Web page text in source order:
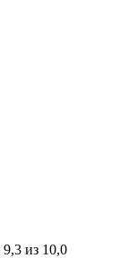
9,3 из 10,0